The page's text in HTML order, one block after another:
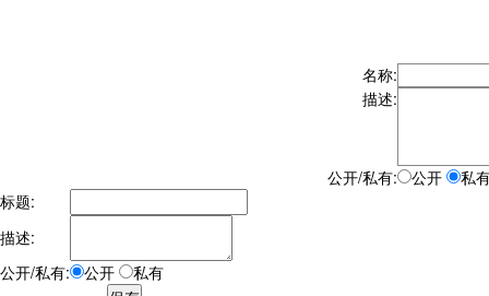
名称:
描述:
公开/私有: 公开
私
标题:
描述:
公开/私有:
公开 私有